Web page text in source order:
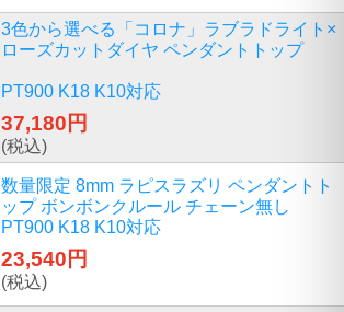
3色から選べる「コロナ」ラブラドライト×
ローズカットダイヤ ペンダントトップ
PT900 K18 K10対応
37,180円
(税込)
数量限定 8mm ラピスラズリ ペンダントト
ップ ボンボンクルール チェーン無し
PT900 K18 K10対応
23,540円
(税込)